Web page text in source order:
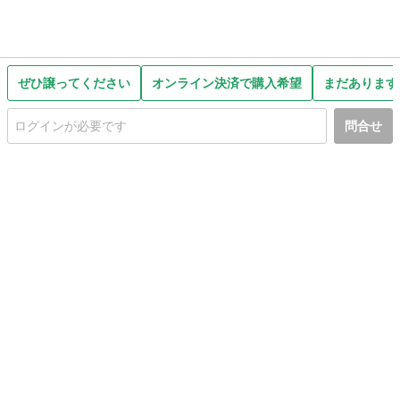
ぜひ譲ってください オンライン決済で購入希望 まだありま
問合せ